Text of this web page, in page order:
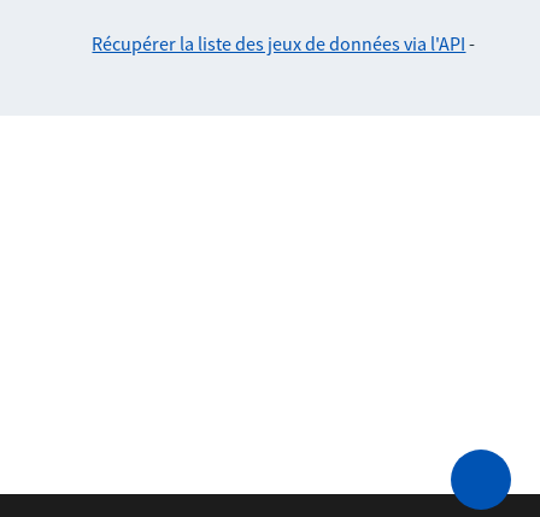
Récupérer la liste des jeux de données via l'API -